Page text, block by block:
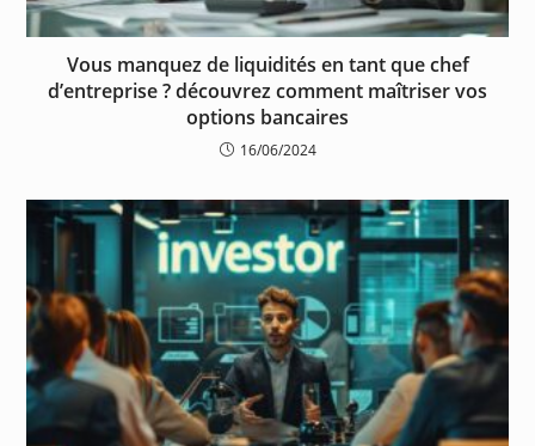
Vous manquez de liquidités en tant que chef
d’entreprise ? découvrez comment maîtriser vos
options bancaires
16/06/2024